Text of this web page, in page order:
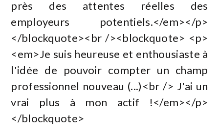
près des attentes réelles des
employeurs potentiels.</em></p>
</blockquote><br /><blockquote> <p>
<em>Je suis heureuse et enthousiaste à
l'idée de pouvoir compter un champ
professionnel nouveau (...)<br /> J'ai un
vrai plus à mon actif !</em></p>
</blockquote>